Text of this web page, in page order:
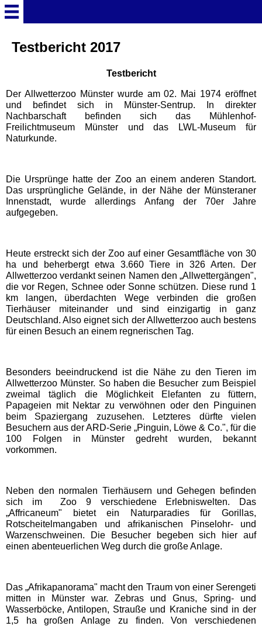
Startseite
Deutschland Überschrift
Freizeitparks
Baden-Württemberg
Erlebnispark Tripsdrill
Funny-World
Schwaben Park
Steinwasen Park
Traumland auf der
Bärenhöhle
Bayern Freizeitparks
Bayern-Park
EDELWIES
LEGOLAND Deutschland
Testbericht 2017
Testbericht
Der Allwetterzoo Münster wurde am 02. Mai 1974 eröffnet
und befindet sich in Münster-Sentrup. In direkter
Nachbarschaft befinden sich das Mühlenhof-
Freilichtmuseum Münster und das LWL-Museum für
Naturkunde.
Die Ursprünge hatte der Zoo an einem anderen Standort.
Das ursprüngliche Gelände, in der Nähe der Münsteraner
Innenstadt, wurde allerdings Anfang der 70er Jahre
aufgegeben.
Heute erstreckt sich der Zoo auf einer Gesamtfläche von 30
ha und beherbergt etwa 3.660 Tiere in 326 Arten. Der
Allwetterzoo verdankt seinen Namen den „Allwettergängen",
die vor Regen, Schnee oder Sonne schützen. Diese rund 1
km langen, überdachten Wege verbinden die großen
Tierhäuser miteinander und sind einzigartig in ganz
Deutschland. Also eignet sich der Allwetterzoo auch bestens
für einen Besuch an einem regnerischen Tag.
Besonders beeindruckend ist die Nähe zu den Tieren im
Allwetterzoo Münster. So haben die Besucher zum Beispiel
zweimal täglich die Möglichkeit Elefanten zu füttern,
Papageien mit Nektar zu verwöhnen oder den Pinguinen
beim Spaziergang zuzusehen. Letzteres dürfte vielen
Besuchern aus der ARD-Serie „Pinguin, Löwe & Co.", für die
100 Folgen in Münster gedreht wurden, bekannt
vorkommen.
Neben den normalen Tierhäusern und Gehegen befinden
sich im Zoo 9 verschiedene Erlebniswelten. Das
„Affricaneum" bietet ein Naturparadies für Gorillas,
Rotscheitelmangaben und afrikanischen Pinselohr- und
Warzenschweinen. Die Besucher begeben sich hier auf
einen abenteuerlichen Weg durch die große Anlage.
Das „Afrikapanorama" macht den Traum von einer Serengeti
mitten in Münster war. Zebras und Gnus, Spring- und
Wasserböcke, Antilopen, Strauße und Kraniche sind in der
1,5 ha großen Anlage zu finden. Von verschiedenen